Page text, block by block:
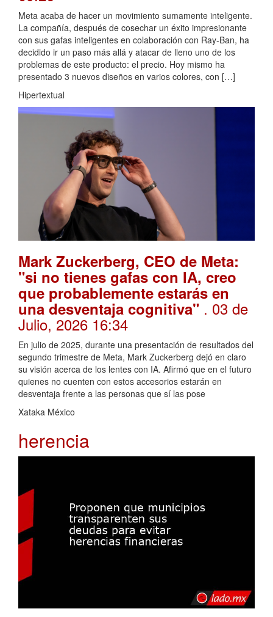
Meta acaba de hacer un movimiento sumamente inteligente.
La compañía, después de cosechar un éxito impresionante
con sus gafas inteligentes en colaboración con Ray-Ban, ha
decidido ir un paso más allá y atacar de lleno uno de los
problemas de este producto: el precio. Hoy mismo ha
presentado 3 nuevos diseños en varios colores, con […]
Hipertextual
Mark Zuckerberg, CEO de Meta:
"si no tienes gafas con IA, creo
que probablemente estarás en
una desventaja cognitiva" . 03 de
Julio, 2026 16:34
En julio de 2025, durante una presentación de resultados del
segundo trimestre de Meta, Mark Zuckerberg dejó en claro
su visión acerca de los lentes con IA. Afirmó que en el futuro
quienes no cuenten con estos accesorios estarán en
desventaja frente a las personas que sí las pose
Xataka México
herencia